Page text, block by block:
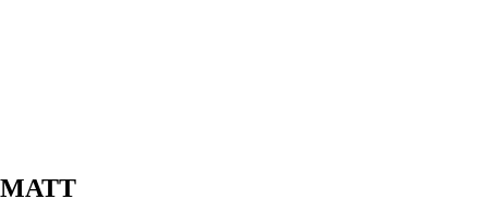
MATT